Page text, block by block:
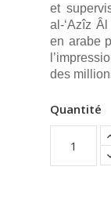
et
al-‘Azîz
en arabe
des
Quantité